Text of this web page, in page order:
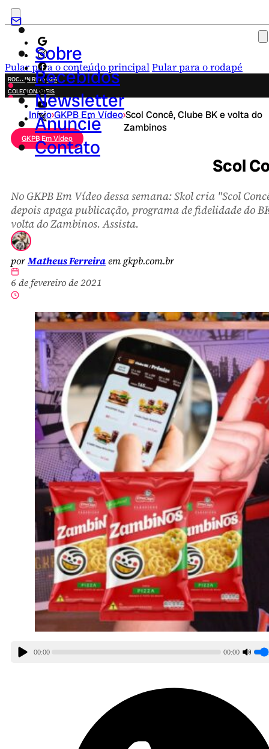
Pular para o conteúdo principalPular para o rodapé
Sobre
Recebidos
Newsletter
Anuncie
Contato
ROCK IN RIO 2026
COLECIONÁVEIS
FESTA JUNINA
NOVIDADES
CAMPANHAS CRIATIVAS
Início›GKPB Em Vídeo›Scol Concê, Clube BK e volta do
Zambinos
GKPB Em Vídeo
Scol
No GKPB Em Vídeo dessa semana: Skol cria "Scol
depois apaga publicação, programa de fidelidade do
volta do Zambinos. Assista.
porMatheus Ferreiraem gkpb.com.br
6 de fevereiro de 2021
00:00 00:00